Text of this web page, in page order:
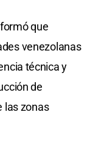
que
venezolanas
técnica y
de
las zonas